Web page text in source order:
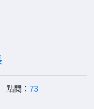
點閱： 73